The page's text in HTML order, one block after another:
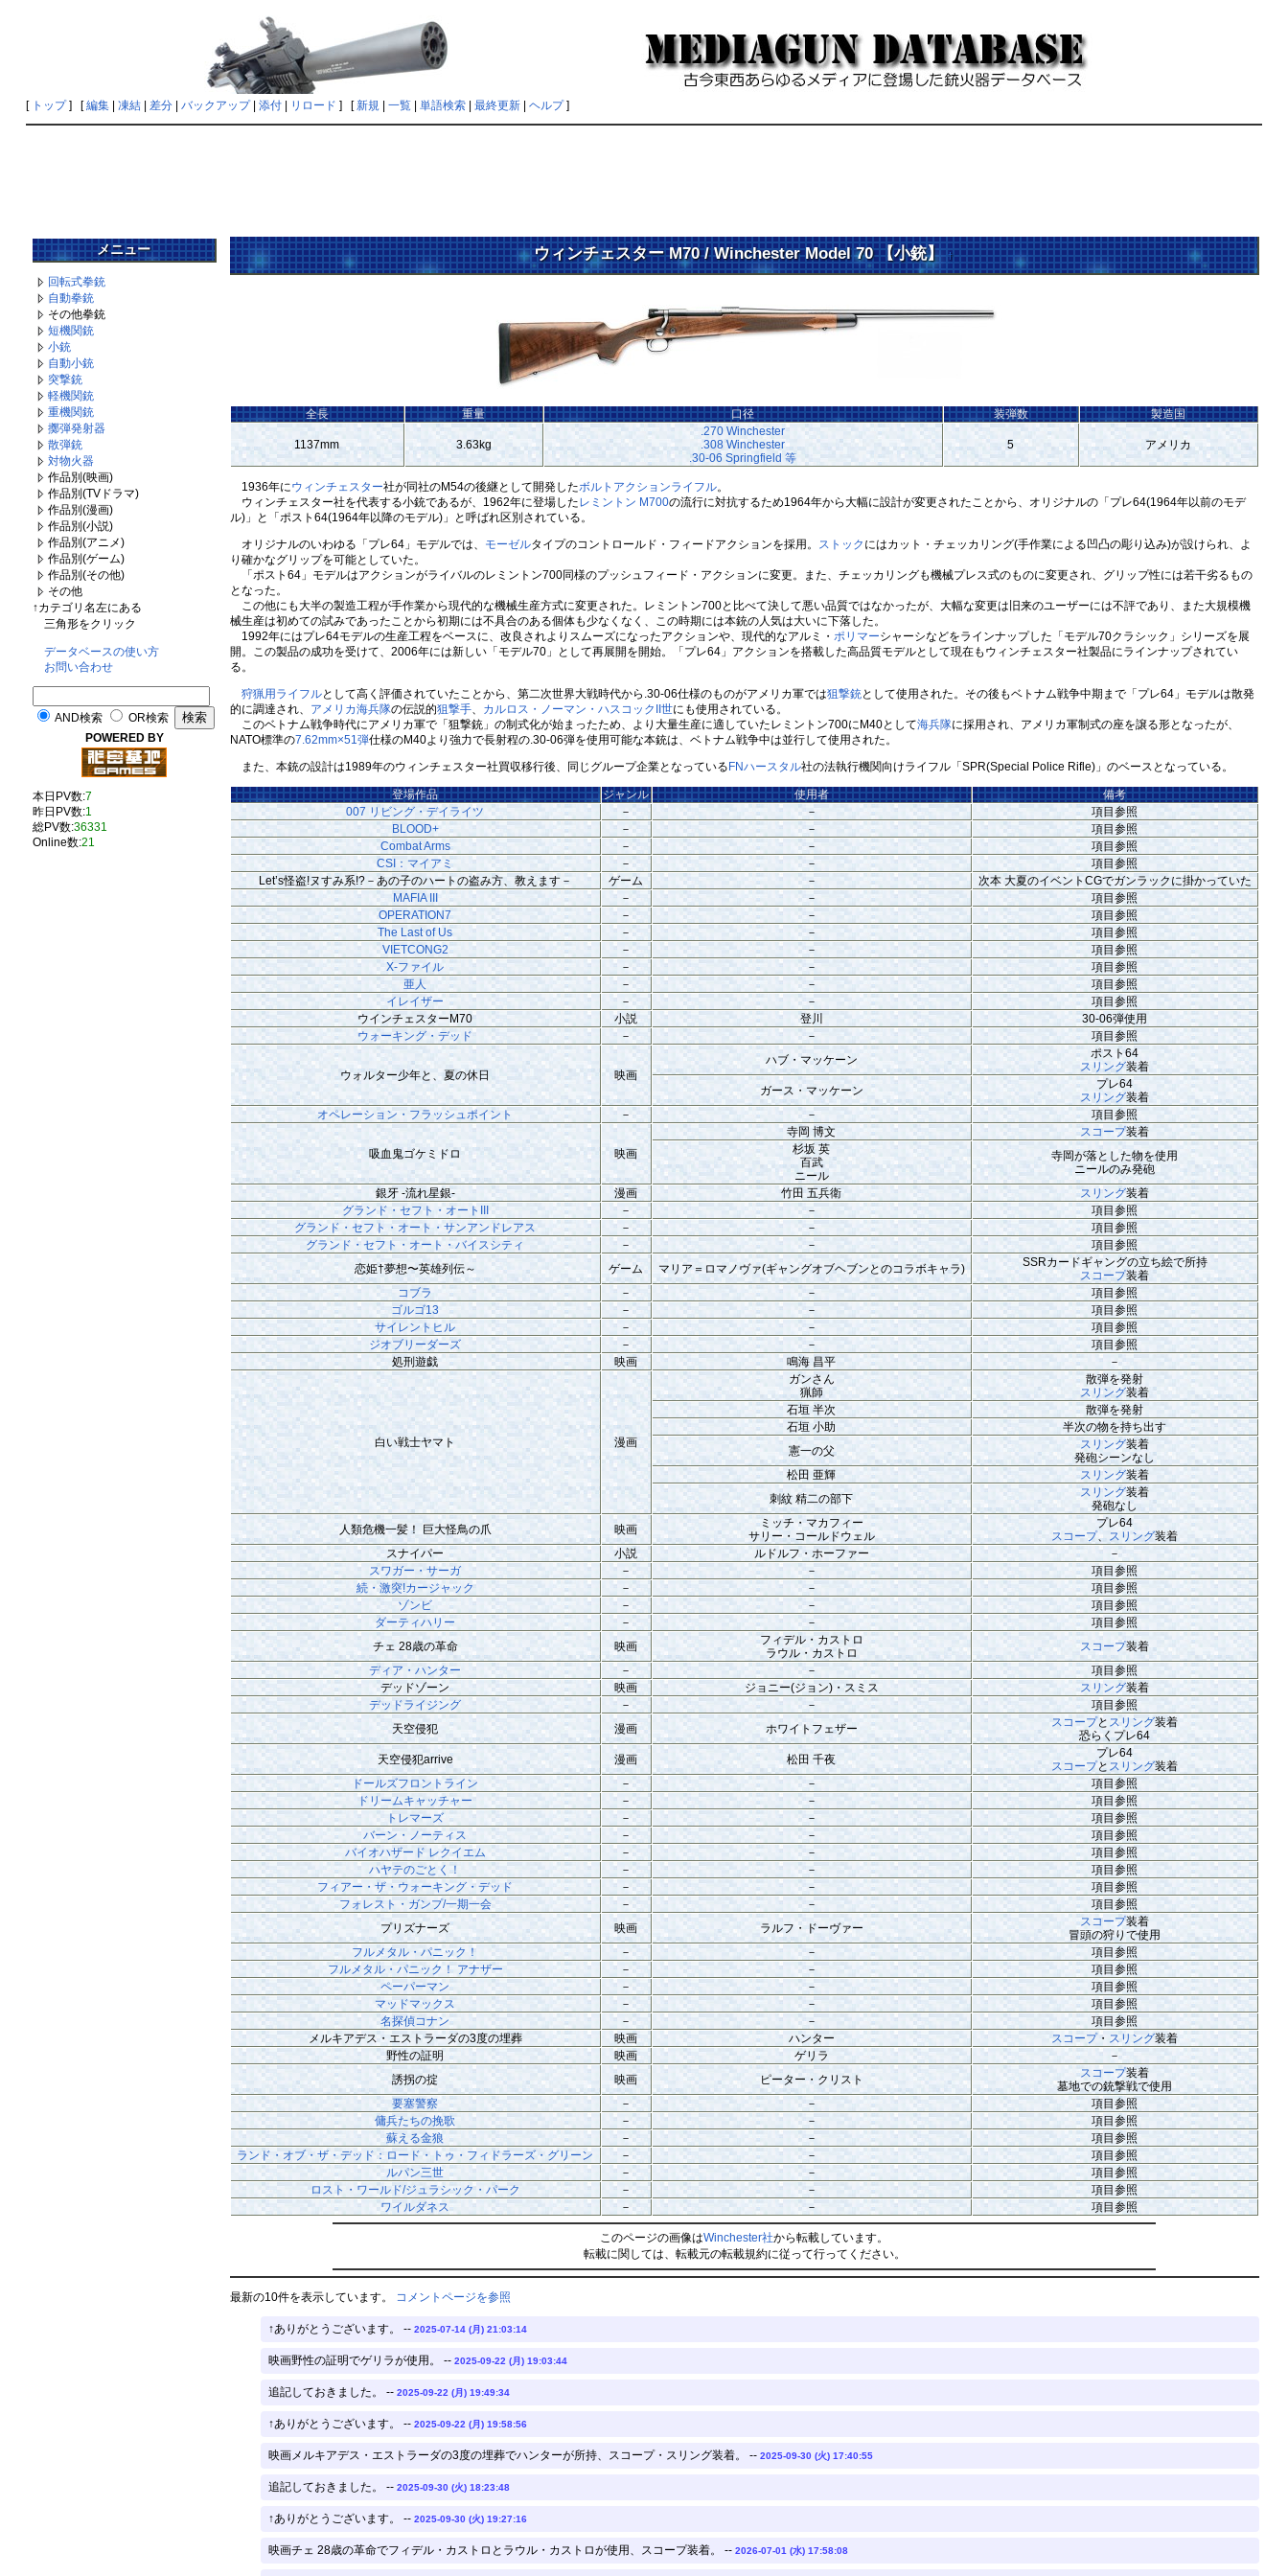
[ トップ] [編集| 凍結| 差分| バックアップ| 添付| リロード ] [新規| 一覧| 単語検索| 最終更新| ヘルプ]
メニュー
回転式拳銃
自動拳銃
その他拳銃
短機関銃
小銃
自動小銃
突撃銃
軽機関銃
重機関銃
擲弾発射器
散弾銃
対物火器
作品別(映画)
作品別(TVドラマ)
作品別(漫画)
作品別(小説)
作品別(アニメ)
作品別(ゲーム)
作品別(その他)
その他
↑カテゴリ名左にある
三角形をクリック
データベースの使い方
お問い合わせ
AND検索
OR検索
POWERED BY
本日PV数:7
昨日PV数:1
総PV数:36331
Online数:21
ウィンチェスター M70 / Winchester Model 70 【小銃】†
全長 重量 口径 装弾数 製造国
1137mm 3.63kg
.270 Winchester
.308 Winchester
.30-06 Springfield 等
5 アメリカ
1936年にウィンチェスター社が同社のM54の後継として開発したボルトアクションライフル。
ウィンチェスター社を代表する小銃であるが、1962年に登場したレミントン M700の流行に対抗するため1964年から大幅に設計が変更されたことから、オリジナルの「プレ64(1964年以前のモデ
ル)」と「ポスト64(1964年以降のモデル)」と呼ばれ区別されている。
オリジナルのいわゆる「プレ64」モデルでは、 モーゼルタイプのコントロールド・フィードアクションを採用。 ストック にはカット・チェッカリング(手作業による凹凸の彫り込み)が設けられ、よ
り確かなグリップを可能としていた。
「ポスト64」モデルはアクションがライバルのレミントン700同様のプッシュフィード・アクションに変更。また、チェッカリングも機械プレス式のものに変更され、グリップ性には若干劣るもの
となった。
この他にも大半の製造工程が手作業から現代的な機械生産方式に変更された。レミントン700と比べて決して悪い品質ではなかったが、大幅な変更は旧来のユーザーには不評であり、また大規模機
械生産は初めての試みであったことから初期には不具合のある個体も少なくなく、この時期には本銃の人気は大いに下落した。
1992年にはプレ64モデルの生産工程をベースに、改良されよりスムーズになったアクションや、現代的なアルミ・ ポリマーシャーシなどをラインナップした「モデル70クラシック」シリーズを展
開。この製品の成功を受けて、2006年には新しい「モデル70」として再展開を開始。「プレ64」アクションを搭載した高品質モデルとして現在もウィンチェスター社製品にラインナップされてい
る。
狩猟用ライフルとして高く評価されていたことから、第二次世界大戦時代から.30-06仕様のものがアメリカ軍では狙撃銃として使用された。その後もベトナム戦争中期まで「プレ64」モデルは散発
的に調達され、 アメリカ海兵隊の伝説的狙撃手、 カルロス・ノーマン・ハスコックII世にも使用されている。
このベトナム戦争時代にアメリカ軍で「狙撃銃」の制式化が始まったため、より大量生産に適していたレミントン700にM40として海兵隊に採用され、アメリカ軍制式の座を譲る形となったが、
NATO標準の7.62mm×51弾仕様のM40より強力で長射程の.30-06弾を使用可能な本銃は、ベトナム戦争中は並行して使用された。
また、本銃の設計は1989年のウィンチェスター社買収移行後、同じグループ企業となっているFNハースタル社の法執行機関向けライフル「SPR(Special Police Rifle)」のベースとなっている。
登場作品 ジャンル 使用者
備考
007 リビング・デイライツ
－ －
項目参照
BLOOD+
－ －
項目参照
Combat Arms
－ －
項目参照
CSI：マイアミ
－ －
項目参照
Let’s怪盗!ヌすみ系!?－あの子のハートの盗み方、教えます－
ゲーム －
次本 大夏のイベントCGでガンラックに掛かっていた
MAFIA III
－ －
項目参照
OPERATION7
－ －
項目参照
The Last of Us
－ －
項目参照
VIETCONG2
－ －
項目参照
X-ファイル
－ －
項目参照
亜人
－ －
項目参照
イレイザー
－ －
項目参照
ウインチェスターM70
小説 登川
30-06弾使用
ウォーキング・デッド
－ － 項目参照
ウォルター少年と、夏の休日 映画
ハブ・マッケーン
ポスト64
スリング装着
ガース・マッケーン
プレ64
スリング装着
オペレーション・フラッシュポイント
－ － 項目参照
吸血鬼ゴケミドロ 映画
寺岡 博文 スコープ装着
杉坂 英
百武
ニール
寺岡が落とした物を使用
ニールのみ発砲
銀牙 -流れ星銀-
漫画 竹田 五兵衛 スリング装着
グランド・セフト・オートIII
－ －
項目参照
グランド・セフト・オート・サンアンドレアス
－ －
項目参照
グランド・セフト・オート・バイスシティ
－ －
項目参照
恋姫†夢想〜英雄列伝～
ゲーム マリア＝ロマノヴァ(ギャングオブヘブンとのコラボキャラ)
SSRカードギャングの立ち絵で所持
スコープ装着
コブラ
－ －
項目参照
ゴルゴ13
－ －
項目参照
サイレントヒル
－ －
項目参照
ジオブリーダーズ
－ －
項目参照
処刑遊戯
映画 鳴海 昌平 －
白い戦士ヤマト 漫画
ガンさん
猟師
散弾を発射
スリング装着
石垣 半次
散弾を発射
石垣 小助
半次の物を持ち出す
憲一の父
スリング装着
発砲シーンなし
松田 亜輝
スリング装着
刺紋 精二の部下
スリング装着
発砲なし
人類危機一髪！ 巨大怪鳥の爪
映画
ミッチ・マカフィー
サリー・コールドウェル
プレ64
スコープ、 スリング装着
スナイパー
小説 ルドルフ・ホーファー
－
スワガー・サーガ
－ －
項目参照
続・激突!カージャック
－ －
項目参照
ゾンビ
－ －
項目参照
ダーティハリー
－ －
項目参照
チェ 28歳の革命
映画
フィデル・カストロ
ラウル・カストロ
スコープ装着
ディア・ハンター
－ －
項目参照
デッドゾーン
映画 ジョニー(ジョン)・スミス スリング装着
デッドライジング
－ －
項目参照
天空侵犯
漫画 ホワイトフェザー スコープと スリング装着
恐らくプレ64
天空侵犯arrive
漫画 松田 千夜
プレ64
スコープと スリング装着
ドールズフロントライン
－ －
項目参照
ドリームキャッチャー
－ －
項目参照
トレマーズ
－ －
項目参照
バーン・ノーティス
－ －
項目参照
バイオハザード レクイエム
－ －
項目参照
ハヤテのごとく！
－ －
項目参照
フィアー・ザ・ウォーキング・デッド
－ －
項目参照
フォレスト・ガンプ/一期一会
－ －
項目参照
プリズナーズ
映画 ラルフ・ドーヴァー スコープ装着
冒頭の狩りで使用
フルメタル・パニック！
－ －
項目参照
フルメタル・パニック！ アナザー
－ －
項目参照
ペーパーマン
－ －
項目参照
マッドマックス
－ －
項目参照
名探偵コナン
－ －
項目参照
メルキアデス・エストラーダの3度の埋葬
映画 ハンター スコープ・ スリング装着
野性の証明
映画 ゲリラ
－
誘拐の掟
映画 ピーター・クリスト スコープ装着
墓地での銃撃戦で使用
要塞警察
－ －
項目参照
傭兵たちの挽歌
－ －
項目参照
蘇える金狼
－ －
項目参照
ランド・オブ・ザ・デッド：ロード・トゥ・フィドラーズ・グリーン
－ －
項目参照
ルパン三世
－ －
項目参照
ロスト・ワールド/ジュラシック・パーク
－ －
項目参照
ワイルダネス
－ － 項目参照
このページの画像はWinchester社から転載しています。
転載に関しては、転載元の転載規約に従って行ってください。
最新の10件を表示しています。 コメントページを参照
↑ありがとうございます。 -- 2025-07-14 (月) 21:03:14
映画野性の証明でゲリラが使用。 -- 2025-09-22 (月) 19:03:44
追記しておきました。 -- 2025-09-22 (月) 19:49:34
↑ありがとうございます。 -- 2025-09-22 (月) 19:58:56
映画メルキアデス・エストラーダの3度の埋葬でハンターが所持、スコープ・スリング装着。 -- 2025-09-30 (火) 17:40:55
追記しておきました。 -- 2025-09-30 (火) 18:23:48
↑ありがとうございます。 -- 2025-09-30 (火) 19:27:16
映画チェ 28歳の革命でフィデル・カストロとラウル・カストロが使用、スコープ装着。 -- 2026-07-01 (水) 17:58:08